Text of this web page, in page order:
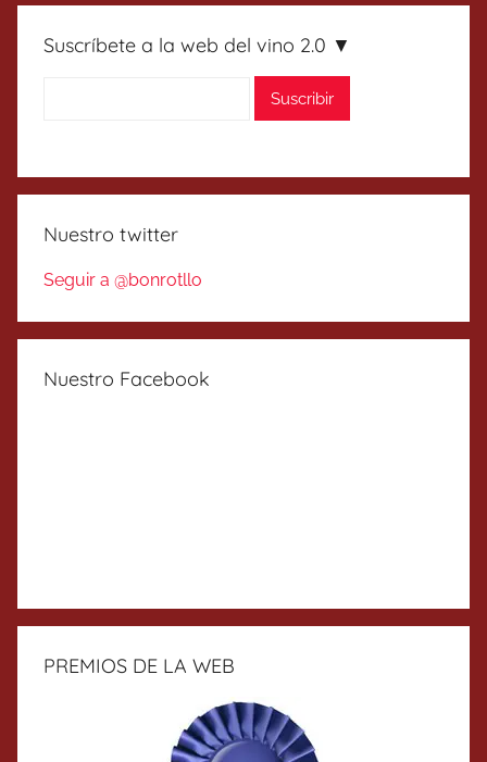
Suscríbete a la web del vino 2.0 ▼
Nuestro twitter
Seguir a @bonrotllo
Nuestro Facebook
PREMIOS DE LA WEB